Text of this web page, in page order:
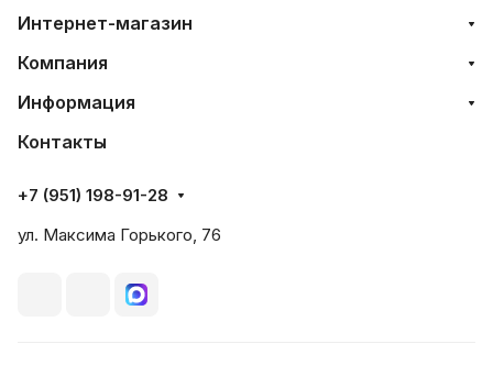
Интернет-магазин
Компания
Информация
Контакты
+7 (951) 198-91-28
ул. Максима Горького, 76